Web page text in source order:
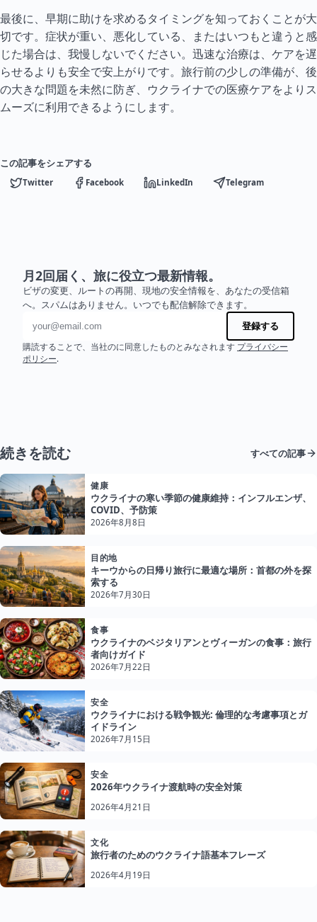
最後に、早期に助けを求めるタイ ミングを知っておくことが大
切です。症状が重い、悪化している、またはいつもと違うと感
じた場合は、我慢しないでください。迅速な治療は、ケアを遅
らせるよりも安全で安上がりです。旅行前の少しの準備が、後
の大きな問題を未然に防ぎ、ウクライナでの医療ケアをよりス
ムーズに利用できるようにします。
この記事をシェアする
Twitter Facebook LinkedIn Telegram
月2回届く、旅に役立つ最新情報。
ビザの変更、ルートの再開、現地の安全情報を、あなたの受信箱
へ。スパムはありません。いつでも配信解除できます。
メールアドレス
登録する
購読することで、当社のに同意したものとみなされます プライバシー
ポリシー.
続きを読む すべての記事
健康
ウクライナの寒い季節の健康維持：インフルエンザ、
COVID、予防策
2026年8月8日
目的地
キーウからの日帰り旅行に最適な場所：首都の外を探
索する
2026年7月30日
食事
ウクライナのベジタリアンとヴィーガンの食事：旅行
者向けガイド
2026年7月22日
安全
ウクライナにおける戦争観光: 倫理的な考慮事項とガ
イドライン
2026年7月15日
安全
2026年ウクライナ渡航時の安全対策
2026年4月21日
文化
旅行者のためのウクライナ語基本フレーズ
2026年4月19日